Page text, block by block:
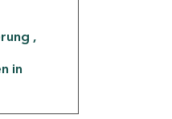
in